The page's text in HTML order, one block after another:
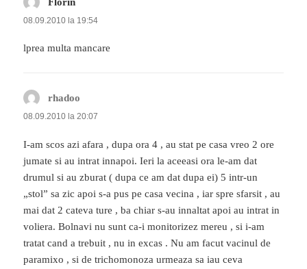
Florin
08.09.2010 la 19:54
lprea multa mancare
rhadoo
08.09.2010 la 20:07
I-am scos azi afara , dupa ora 4 , au stat pe casa vreo 2 ore
jumate si au intrat innapoi. Ieri la aceeasi ora le-am dat
drumul si au zburat ( dupa ce am dat dupa ei) 5 intr-un
„stol” sa zic apoi s-a pus pe casa vecina , iar spre sfarsit , au
mai dat 2 cateva ture , ba chiar s-au innaltat apoi au intrat in
voliera. Bolnavi nu sunt ca-i monitorizez mereu , si i-am
tratat cand a trebuit , nu in excas . Nu am facut vacinul de
paramixo , si de trichomonoza urmeaza sa iau ceva